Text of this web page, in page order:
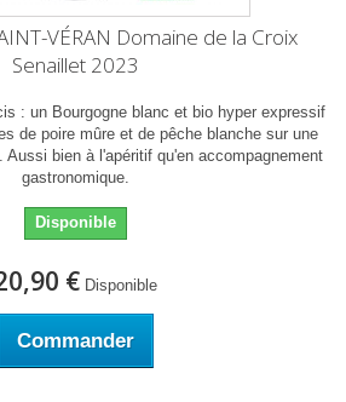
VÉRAN Domaine de la Croix
Senaillet 2023
: un Bourgogne blanc et bio hyper expressif
de poire mûre et de pêche blanche sur une
Aussi bien à l'apéritif qu'en accompagnement
gastronomique.
Disponible
€ Disponible
Commander